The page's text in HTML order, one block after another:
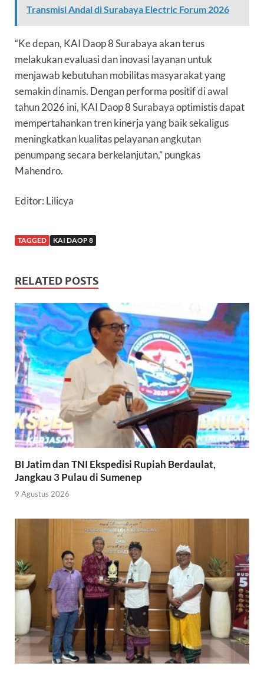
Transmisi Andal di Surabaya Electric Forum 2026
“Ke depan, KAI Daop 8 Surabaya akan terus
melakukan evaluasi dan inovasi layanan untuk
menjawab kebutuhan mobilitas masyarakat yang
semakin dinamis. Dengan performa positif di awal
tahun 2026 ini, KAI Daop 8 Surabaya optimistis dapat
mempertahankan tren kinerja yang baik sekaligus
meningkatkan kualitas pelayanan angkutan
penumpang secara berkelanjutan,” pungkas
Mahendro.
Editor: Lilicya
TAGGED KAI DAOP 8
RELATED POSTS
BI Jatim dan TNI Ekspedisi Rupiah Berdaulat,
Jangkau 3 Pulau di Sumenep
9 Agustus 2026